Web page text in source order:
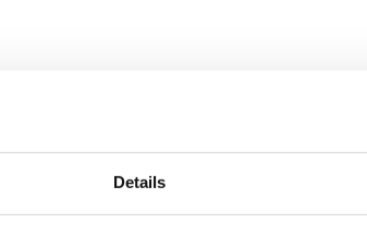
Details
Pädagoginnen und Pädagogen nach
die besonders viele
tägliche Sportimpulse drinnen wie